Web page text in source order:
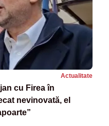
Actualitate
cu Firea în
nevinovată, el